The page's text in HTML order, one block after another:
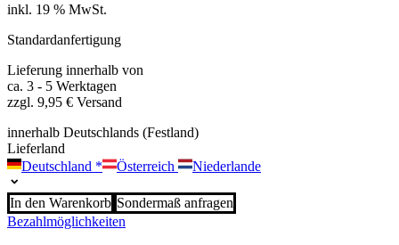
inkl. 19 % MwSt.
Standardanfertigung
Lieferung innerhalb von
ca. 3 - 5 Werktagen
zzgl. 9,95 € Versand
innerhalb Deutschlands (Festland)
Lieferland
Deutschland * Österreich Niederlande
In den Warenkorb Sondermaß anfragen
Bezahlmöglichkeiten